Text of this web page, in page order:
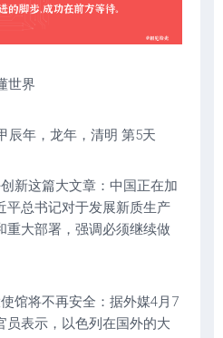
世界
辰年，龙年，清明 第5天
新这篇大文章：中国正在加
平总书记对于发展新质生产
重大部署，强调必须继续做
馆将不再安全：据外媒4月7
员表示，以色列在国外的大